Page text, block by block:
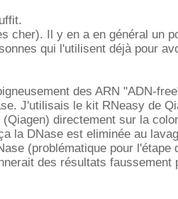
cher). Il y en a en général un
qui l'utilisent déjà pour
des ARN "ADN-
J'utilisais le kit RNeasy de
directement sur la
la DNase est eliminée au
(problématique pour l'étape
des résultats faussement